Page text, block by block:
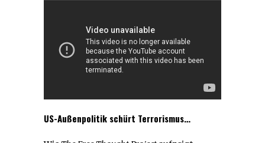
US-Außenpolitik schürt Terrorismus…